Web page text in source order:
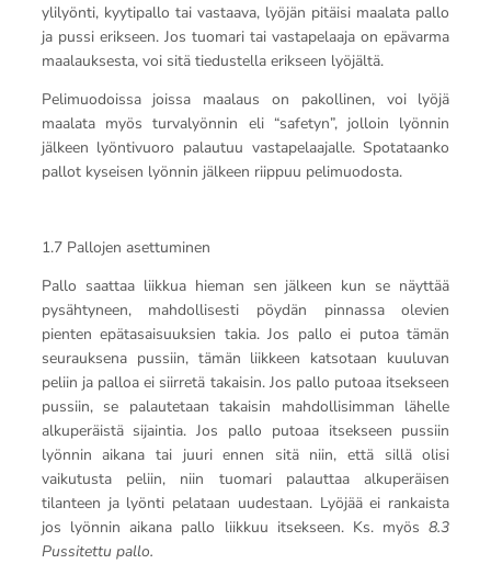
ylilyönti, kyytipallo tai vastaava, lyöjän pitäisi maalata pallo
ja pussi erikseen. Jos tuomari tai vastapelaaja on epävarma
maalauksesta, voi sitä tiedustella erikseen lyöjältä.
Pelimuodoissa joissa maalaus on pakollinen, voi lyöjä
maalata myös turvalyönnin eli “safetyn”, jolloin lyönnin
jälkeen lyöntivuoro palautuu vastapelaajalle. Spotataanko
pallot kyseisen lyönnin jälkeen riippuu pelimuodosta.
1.7 Pallojen asettuminen
Pallo saattaa liikkua hieman sen jälkeen kun se näyttää
pysähtyneen, mahdollisesti pöydän pinnassa olevien
pienten epätasaisuuksien takia. Jos pallo ei putoa tämän
seurauksena pussiin, tämän liikkeen katsotaan kuuluvan
peliin ja palloa ei siirretä takaisin. Jos pallo putoaa itsekseen
pussiin, se palautetaan takaisin mahdollisimman lähelle
alkuperäistä sijaintia. Jos pallo putoaa itsekseen pussiin
lyönnin aikana tai juuri ennen sitä niin, että sillä olisi
vaikutusta peliin, niin tuomari palauttaa alkuperäisen
tilanteen ja lyönti pelataan uudestaan. Lyöjää ei rankaista
jos lyönnin aikana pallo liikkuu itsekseen. Ks. myös8.3
Pussitettu pallo.